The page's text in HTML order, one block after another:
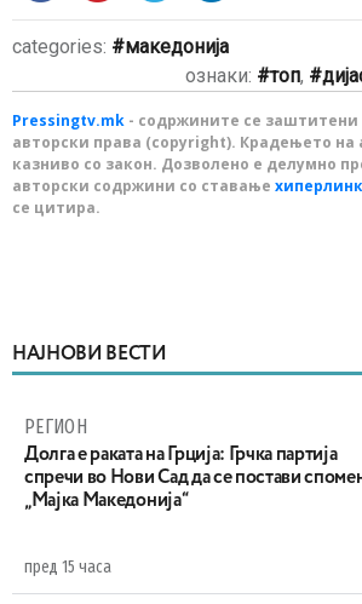
categories:
македонија
ознаки:
топ,
Pressingtv.mk - содржините се заштитени
авторски права (copyright). Крадењето на
казниво со закон. Дозволено е делумно
авторски содржини со ставање
се цитира.
НАЈНОВИ ВЕСТИ
РЕГИОН
Долга е раката на Грција: Грчка партија
спречи во Нови Сад да се постави
„Мајка Македонија“
пред 15 часа